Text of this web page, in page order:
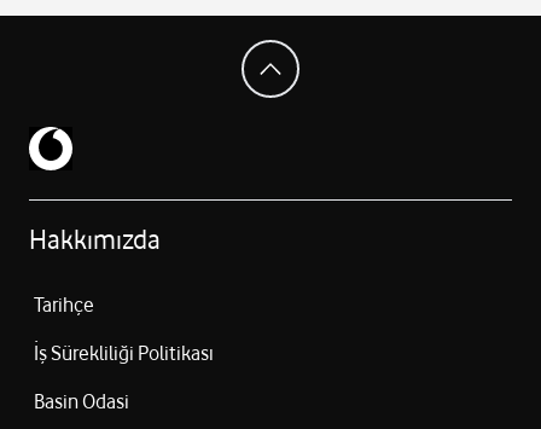
Hakkımızda
Tarihçe
İş Sürekliliği Politikası
Basin Odasi